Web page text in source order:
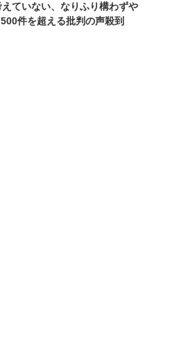
ていない、なりふり構わずや
件を超える批判の声殺到